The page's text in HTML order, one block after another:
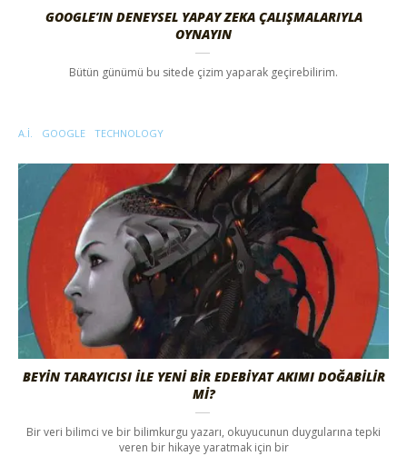
GOOGLE’IN DENEYSEL YAPAY ZEKA ÇALIŞMALARIYLA
OYNAYIN
Bütün günümü bu sitede çizim yaparak geçirebilirim.
A.I. GOOGLE TECHNOLOGY
BEYİN TARAYICISI İLE YENİ BİR EDEBİYAT AKIMI DOĞABİLİR
Mİ?
Bir veri bilimci ve bir bilimkurgu yazarı, okuyucunun duygularına tepki
veren bir hikaye yaratmak için bir